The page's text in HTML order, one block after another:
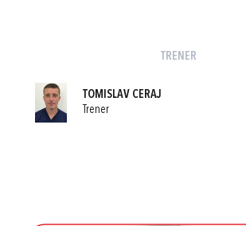
TRENER
TOMISLAV CERAJ
Trener